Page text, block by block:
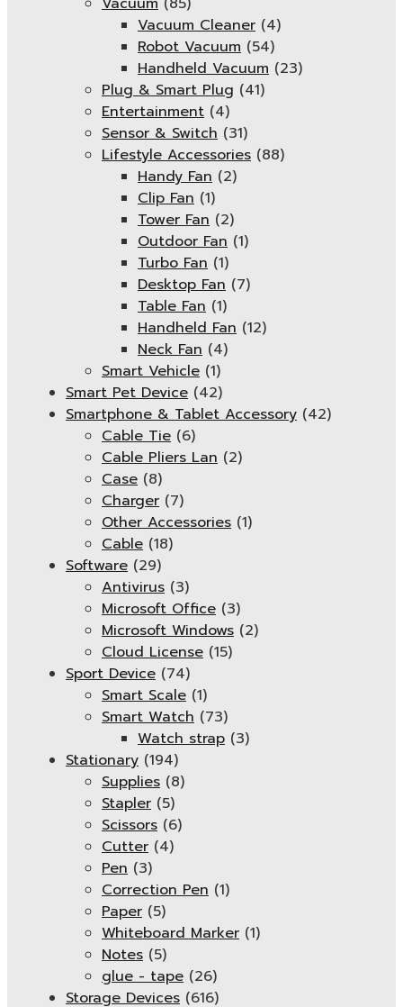
Vacuum Cleaner (4)
Robot Vacuum (54)
Handheld Vacuum (23)
Plug & Smart Plug (41)
Entertainment (4)
Sensor & Switch (31)
Lifestyle Accessories (88)
Handy Fan (2)
Clip Fan (1)
Tower Fan (2)
Outdoor Fan (1)
Turbo Fan (1)
Desktop Fan (7)
Table Fan (1)
Handheld Fan (12)
Neck Fan (4)
Smart Vehicle (1)
Smart Pet Device (42)
Smartphone & Tablet Accessory (42)
Cable Tie (6)
Cable Pliers Lan (2)
Case (8)
Charger (7)
Other Accessories (1)
Cable (18)
Software (29)
Antivirus (3)
Microsoft Office (3)
Microsoft Windows (2)
Cloud License (15)
Sport Device (74)
Smart Scale (1)
Smart Watch (73)
Watch strap (3)
Stationary (194)
Supplies (8)
Stapler (5)
Scissors (6)
Cutter (4)
Pen (3)
Correction Pen (1)
Paper (5)
Whiteboard Marker (1)
Notes (5)
glue - tape (26)
Storage Devices (616)